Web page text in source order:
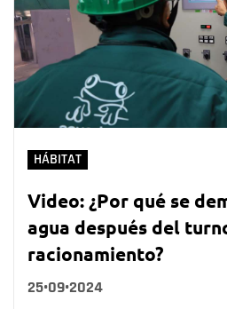
HÁBITAT
Video: ¿Por qué se
agua después del
racionamiento?
25•09•2024